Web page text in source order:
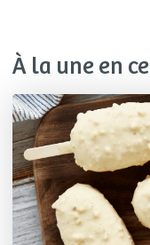
À la une en